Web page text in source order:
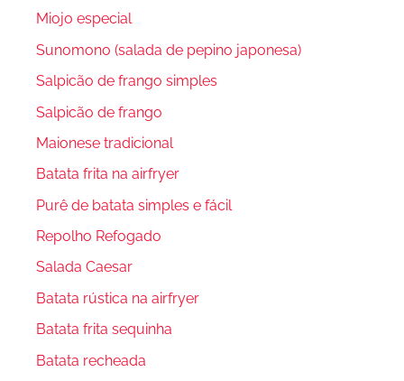
Miojo especial
Sunomono (salada de pepino japonesa)
Salpicão de frango simples
Salpicão de frango
Maionese tradicional
Batata frita na airfryer
Purê de batata simples e fácil
Repolho Refogado
Salada Caesar
Batata rústica na airfryer
Batata frita sequinha
Batata recheada